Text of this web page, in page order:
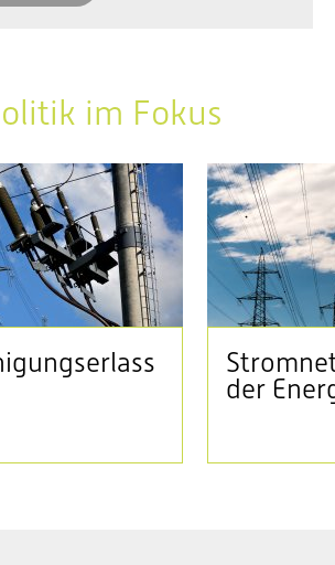
im Fokus
der